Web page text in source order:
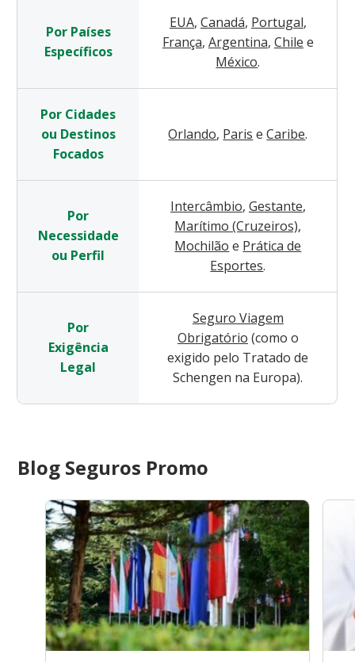
Por Países
Específicos
EUA, Canadá, Portugal,
França, Argentina, Chile e
México.
Por Cidades
ou Destinos
Focados
Orlando, Paris e Caribe.
Por
Necessidade
ou Perfil
Intercâmbio, Gestante,
Marítimo (Cruzeiros),
Mochilão e Prática de
Esportes.
Por
Exigência
Legal
Seguro Viagem
Obrigatório (como o
exigido pelo Tratado de
Schengen na Europa).
Blog Seguros Promo